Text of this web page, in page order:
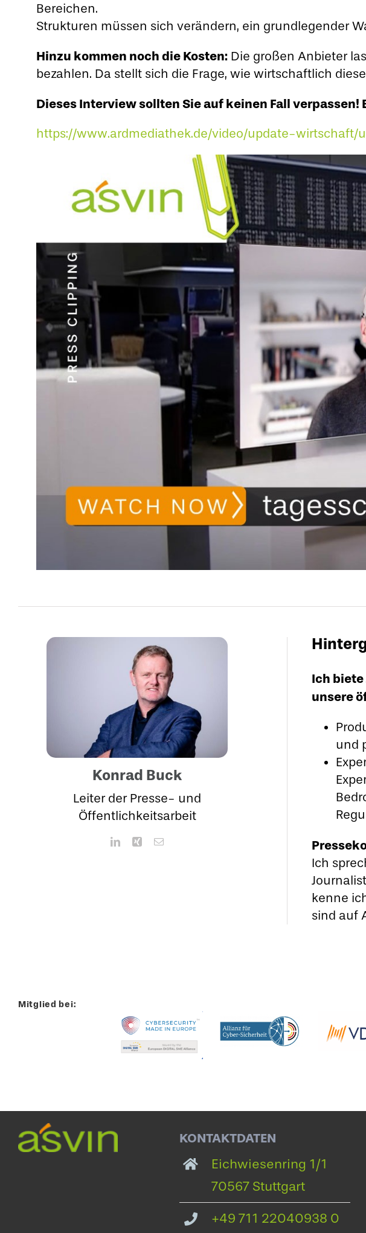
Bereichen.
Strukturen müssen sich verändern, ein grundlegender
Hinzu kommen noch die Kosten:Die großen Anbieter
bezahlen. Da stellt sich die Frage, wie wirtschaftlich
Dieses Interview sollten Sie auf keinen Fall
https://www.ardmediathek.de/video/update-
Konrad Buck
Leiter der Presse- und
Öffentlichkeitsarbeit
Ich
unsere
und
Ich
kenne
sind auf
Mitglied bei:
KONTAKTDATEN
Eichwiesenring 1/1
70567 Stuttgart
+49 711 22040938 0